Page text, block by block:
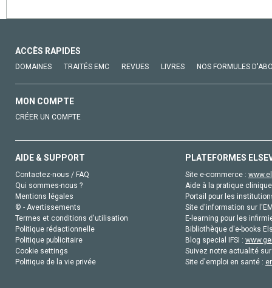
ACCÈS RAPIDES
DOMAINES TRAITÉS EMC REVUES LIVRES NOS FORMULES
MON COMPTE
CRÉER UN COMPTE
AIDE & SUPPORT
Contactez-nous / FAQ
Qui sommes-nous ?
Mentions légales
© - Avertissements
Termes et conditions d'utilisation
Politique rédactionnelle
Politique publicitaire
Cookie settings
Politique de la vie privée
PLATEFORMES
Site e-commerce :
Aide à la pratique
Portail pour les
Site d'information sur
E-learning pour les
Bibliothèque d'e-books
Blog special IFSI :
Suivez notre actualité
Site d'emploi en santé :